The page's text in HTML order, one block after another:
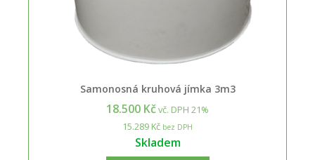
Samonosná kruhová jímka 3m3
18.500 Kčvč. DPH 21%
15.289 Kč bez DPH
Skladem